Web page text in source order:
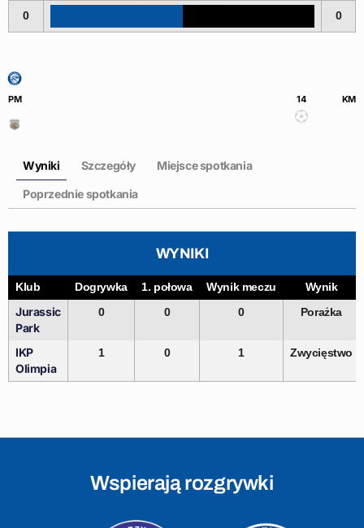
0 0
PM 14 KM
Wyniki Szczegóły Miejsce spotkania
Poprzednie spotkania
WYNIKI
Klub Dogrywka 1. połowa Wynik meczu Wynik
Jurassic
Park
0 0 0 Porażka
IKP
Olimpia
1 0 1 Zwycięstwo
Wspierają rozgrywki